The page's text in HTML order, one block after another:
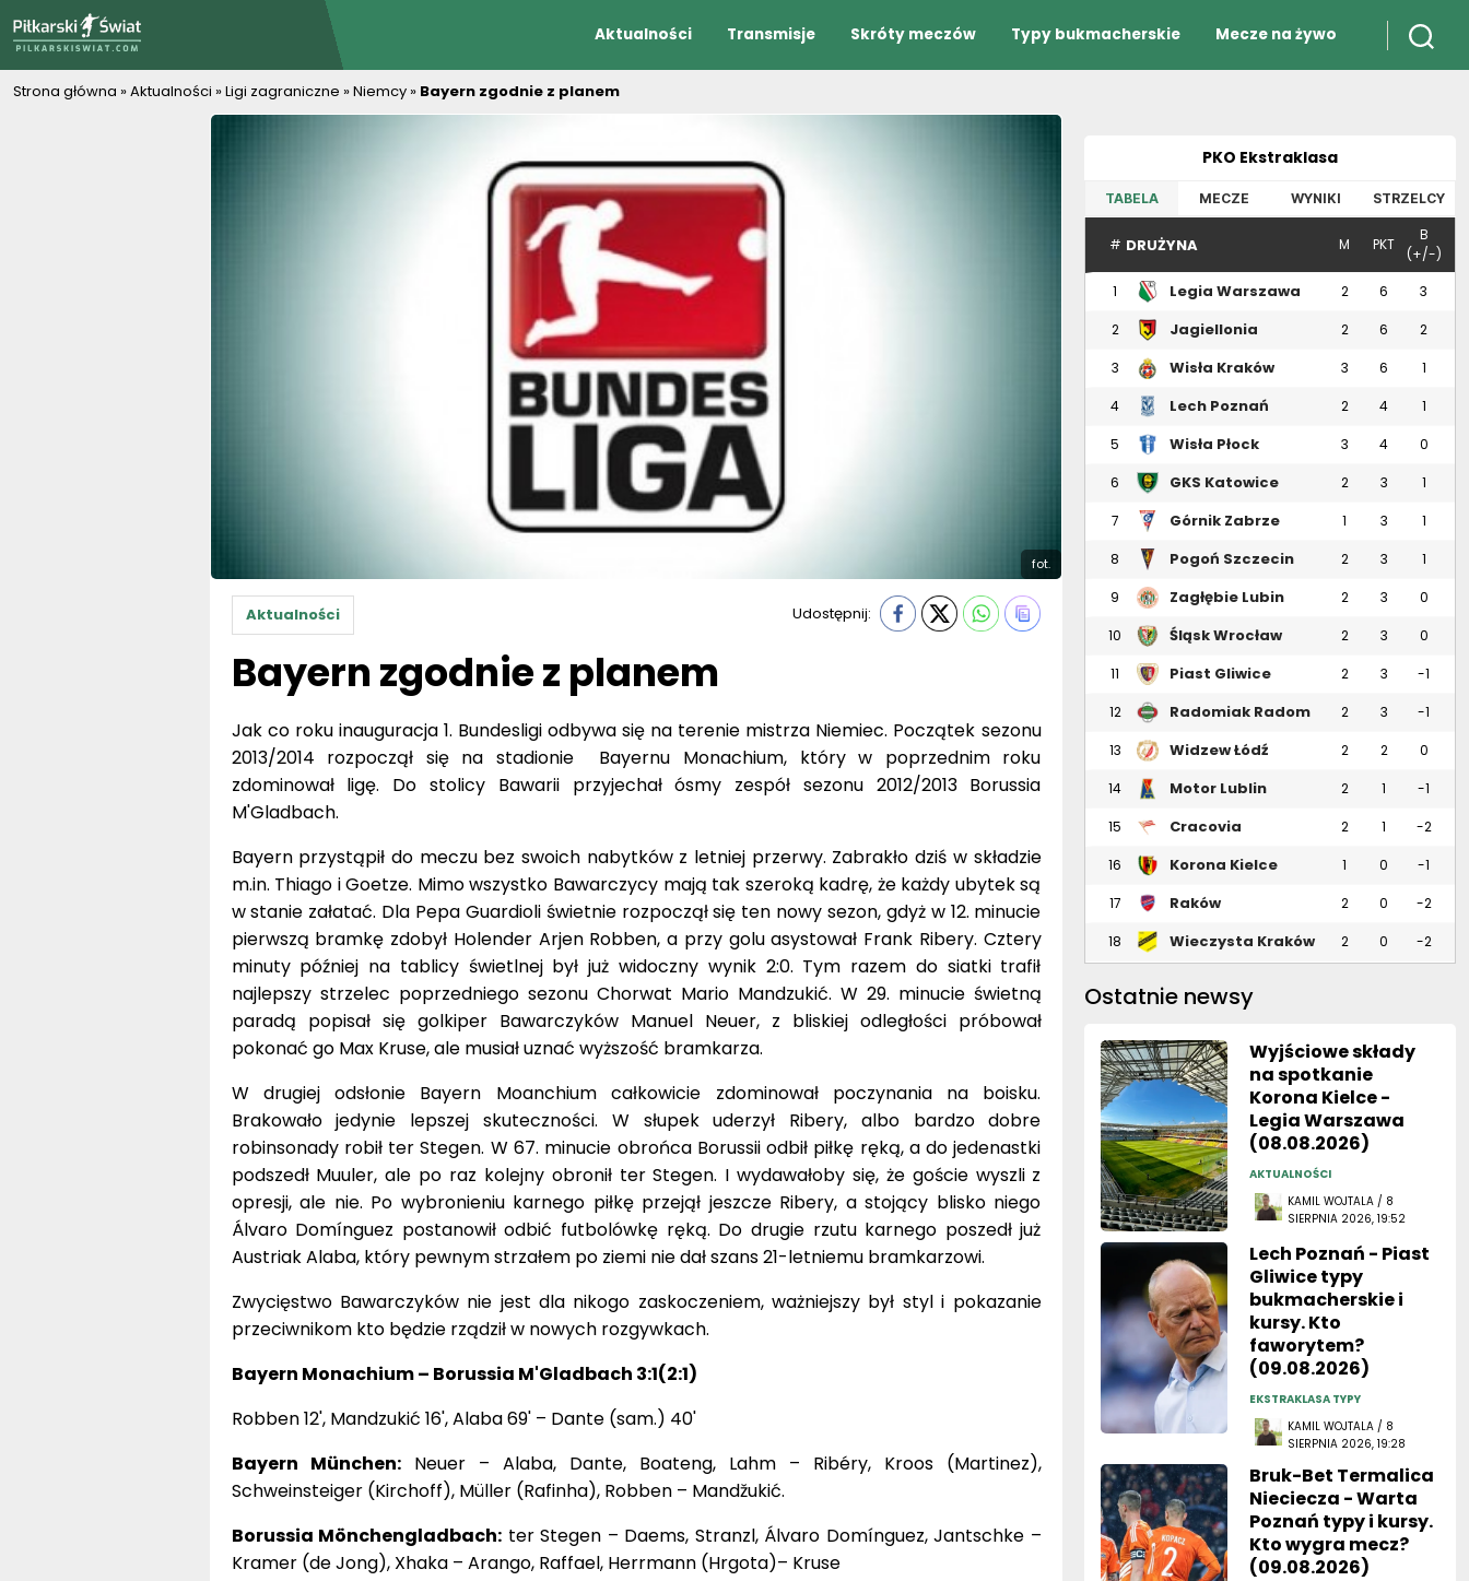
Aktualności Transmisje Skróty meczów Typy bukmacherskie Mecze na żywo
Strona główna »Aktualności »Ligi zagraniczne »Niemcy » Bayern zgodnie z planem
fot.
Aktualności Udostępnij:
Bayern zgodnie z planem
Jak co roku inauguracja 1. Bundesligi odbywa się na terenie mistrza Niemiec. Początek sezonu
2013/2014 rozpoczął się na stadionie Bayernu Monachium, który w poprzednim roku
zdominował ligę. Do stolicy Bawarii przyjechał ósmy zespół sezonu 2012/2013 Borussia
M'Gladbach.
Bayern przystąpił do meczu bez swoich nabytków z letniej przerwy. Zabrakło dziś w składzie
m.in. Thiago i Goetze. Mimo wszystko Bawarczycy mają tak szeroką kadrę, że każdy ubytek są
w stanie załatać. Dla Pepa Guardioli świetnie rozpoczął się ten nowy sezon, gdyż w 12. minucie
pierwszą bramkę zdobył Holender Arjen Robben, a przy golu asystował Frank Ribery. Cztery
minuty później na tablicy świetlnej był już widoczny wynik 2:0. Tym razem do siatki trafił
najlepszy strzelec poprzedniego sezonu Chorwat Mario Mandzukić. W 29. minucie świetną
paradą popisał się golkiper Bawarczyków Manuel Neuer, z bliskiej odległości próbował
pokonać go Max Kruse, ale musiał uznać wyższość bramkarza.
W drugiej odsłonie Bayern Moanchium całkowicie zdominował poczynania na boisku.
Brakowało jedynie lepszej skuteczności. W słupek uderzył Ribery, albo bardzo dobre
robinsonady robił ter Stegen. W 67. minucie obrońca Borussii odbił piłkę ręką, a do jedenastki
podszedł Muuler, ale po raz kolejny obronił ter Stegen. I wydawałoby się, że goście wyszli z
opresji, ale nie. Po wybronieniu karnego piłkę przejął jeszcze Ribery, a stojący blisko niego
Álvaro Domínguez postanowił odbić futbolówkę ręką. Do drugie rzutu karnego poszedł już
Austriak Alaba, który pewnym strzałem po ziemi nie dał szans 21-letniemu bramkarzowi.
Zwycięstwo Bawarczyków nie jest dla nikogo zaskoczeniem, ważniejszy był styl i pokazanie
przeciwnikom kto będzie rządził w nowych rozgywkach.
Bayern Monachium – Borussia M'Gladbach 3:1(2:1)
Robben 12', Mandzukić 16', Alaba 69' – Dante (sam.) 40'
Bayern München:Neuer – Alaba, Dante, Boateng, Lahm – Ribéry, Kroos (Martinez),
Schweinsteiger (Kirchoff), Müller (Rafinha), Robben – Mandžukić.
Borussia Mönchengladbach: ter Stegen – Daems, Stranzl, Álvaro Domínguez, Jantschke –
Kramer (de Jong), Xhaka – Arango, Raffael, Herrmann (Hrgota)– Kruse
PKO Ekstraklasa
TABELA MECZE WYNIKI STRZELCY
# DRUŻYNA M PKT
B
(+/-)
1
Legia Warszawa 2 6 3
2
Jagiellonia
2 6 2
3 Wisła Kraków 3 6 1
4 Lech Poznań 2 4 1
5 Wisła Płock 3 4 0
6 GKS Katowice 2 3 1
7 Górnik Zabrze 1 3 1
8 Pogoń Szczecin 2 3 1
9 Zagłębie Lubin 2 3 0
10 Śląsk Wrocław 2 3 0
11 Piast Gliwice 2 3 -1
12 Radomiak Radom 2 3 -1
13 Widzew Łódź 2 2 0
14 Motor Lublin 2 1 -1
15 Cracovia 2 1 -2
16 Korona Kielce 1 0 -1
17
Raków
2 0 -2
18 Wieczysta Kraków 2 0 -2
Ostatnie newsy
Wyjściowe składy
na spotkanie
Korona Kielce -
Legia Warszawa
(08.08.2026)
AKTUALNOŚCI
KAMIL WOJTALA / 8
SIERPNIA 2026, 19:52
Lech Poznań - Piast
Gliwice typy
bukmacherskie i
kursy. Kto
faworytem?
(09.08.2026)
EKSTRAKLASA TYPY
KAMIL WOJTALA / 8
SIERPNIA 2026, 19:28
Bruk-Bet Termalica
Nieciecza - Warta
Poznań typy i kursy.
Kto wygra mecz?
(09.08.2026)